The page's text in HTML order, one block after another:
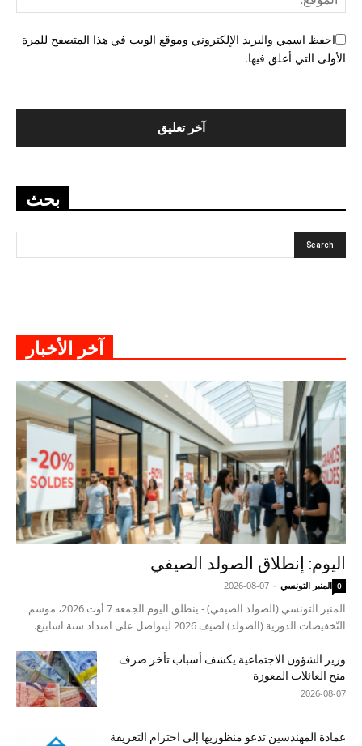
احفظ اسمي والبريد الإلكتروني وموقع الويب في هذا المتصفح للمرة
الأولى التي أعلق فيها.
بحث
آخر الأخبار
اليوم: إنطلاق الصولد الصيفي
المنبر التونسي -
2026-08-07 0
المنبر التونسي (الصولد الصيفي) - ينطلق اليوم الجمعة 7 أوت 2026، موسم
التّخفيضات الدورية (الصولد) لصيف 2026 ليتواصل على امتداد ستة اسابيع.
وزير الشؤون الاجتماعية يكشف أسباب تأخر صرف
منح العائلات المعوزة
2026-08-07
عمادة المهندسين تدعو منظوريها إلى احترام التعريفة